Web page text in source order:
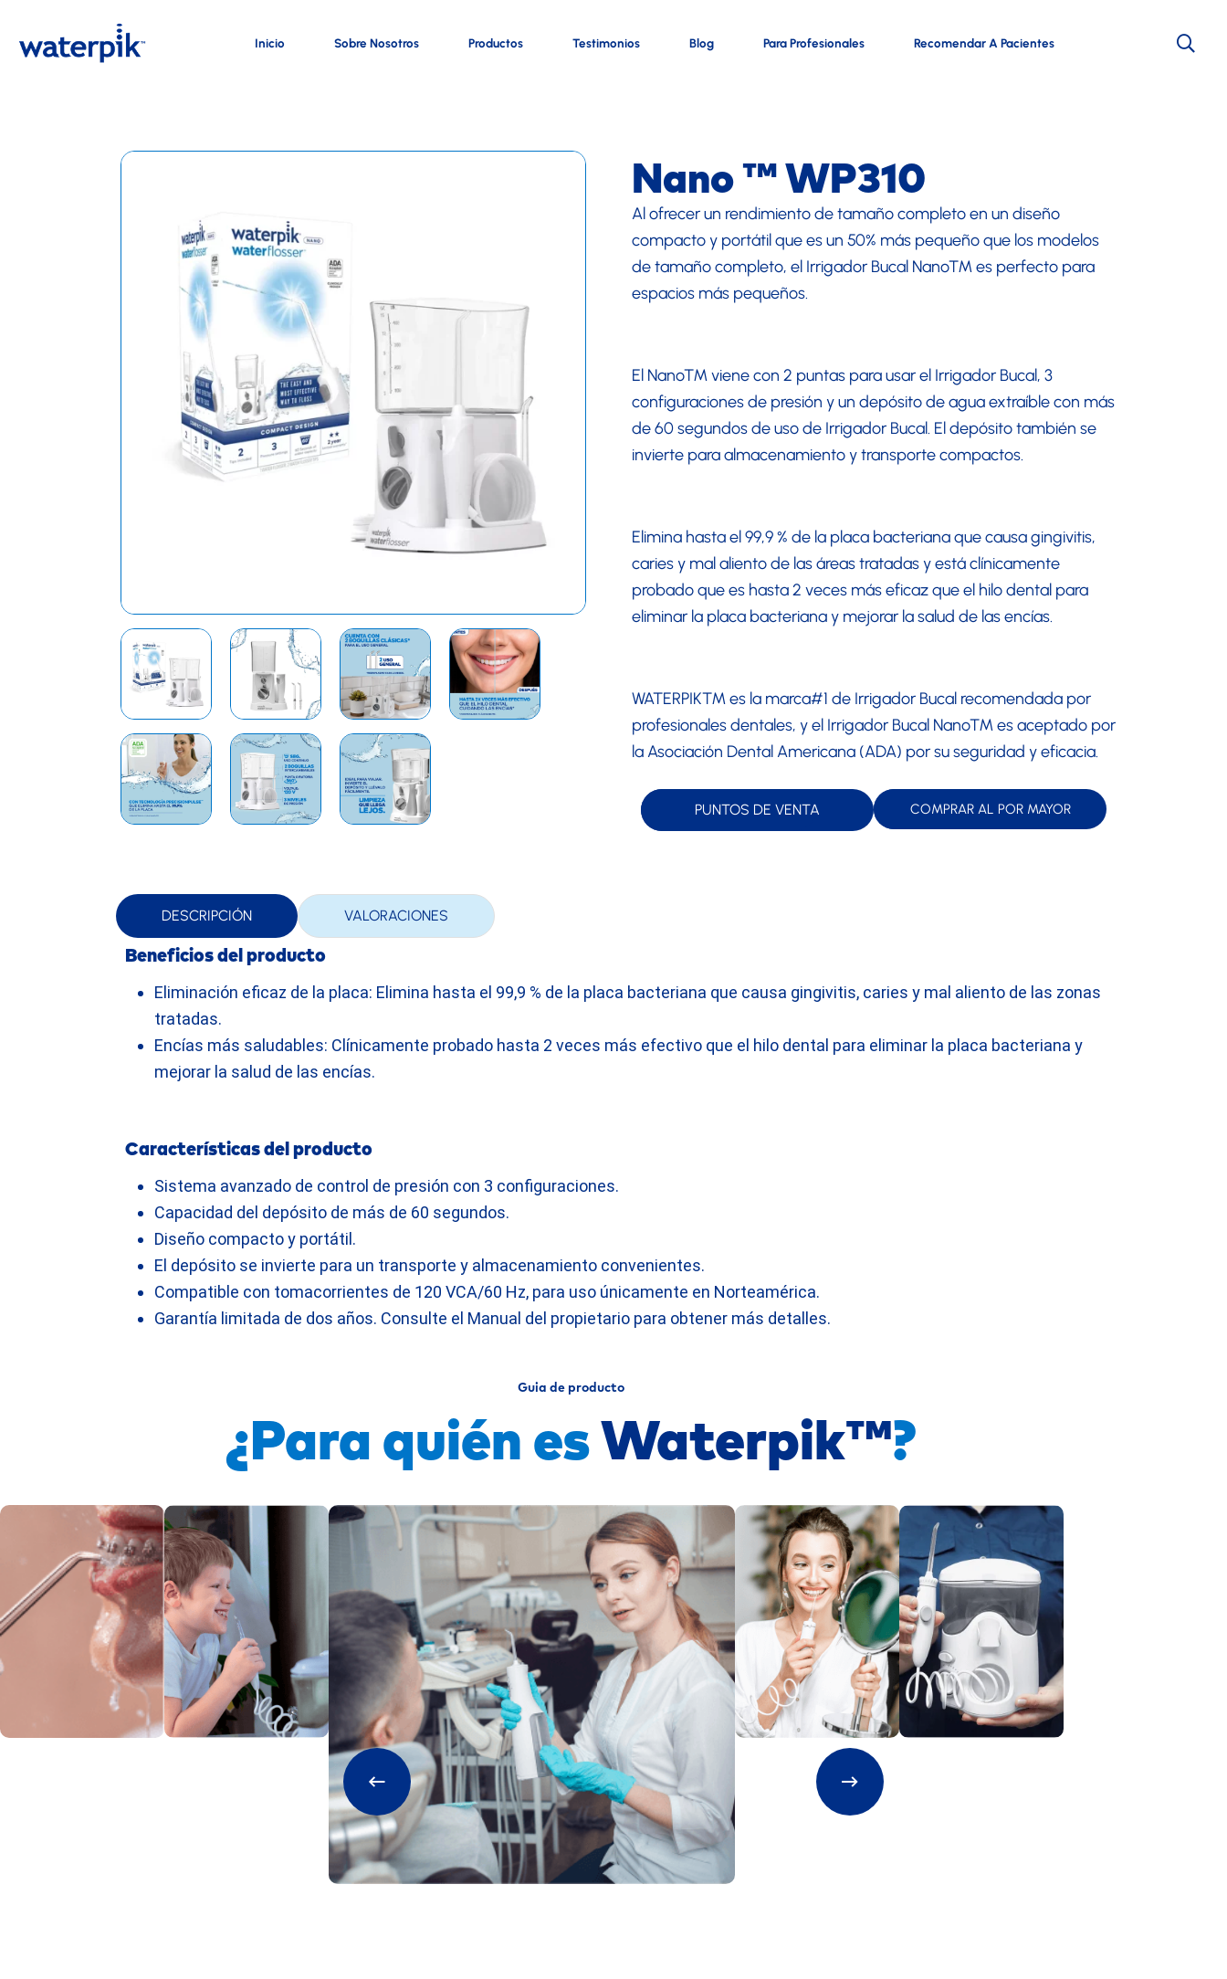
Inicio Sobre Nosotros Productos Testimonios Blog Para Profesionales Recomendar A Pacientes
Nano ™ WP310
Al ofrecer un rendimiento de tamaño completo en un diseño
compacto y portátil que es un 50% más pequeño que los modelos
de tamaño completo, el Irrigador Bucal Nano™ es perfecto para
espacios más pequeños.
El Nano™ viene con 2 puntas para usar el Irrigador Bucal, 3
configuraciones de presión y un depósito de agua extraíble con más
de 60 segundos de uso de Irrigador Bucal. El depósito también se
invierte para almacenamiento y transporte compactos.
Elimina hasta el 99,9 % de la placa bacteriana que causa gingivitis,
caries y mal aliento de las áreas tratadas y está clínicamente
probado que es hasta 2 veces más eficaz que el hilo dental para
eliminar la placa bacteriana y mejorar la salud de las encías.
WATERPIK™ es la marca#1 de Irrigador Bucal recomendada por
profesionales dentales, y el Irrigador Bucal Nano™ es aceptado por
la Asociación Dental Americana (ADA) por su seguridad y eficacia.
PUNTOS DE VENTA COMPRAR AL POR MAYOR
DESCRIPCIÓN VALORACIONES
Beneficios del producto
Eliminación eficaz de la placa: Elimina hasta el 99,9 % de la placa bacteriana que causa gingivitis, caries y mal aliento de las zonas
tratadas.
Encías más saludables: Clínicamente probado hasta 2 veces más efectivo que el hilo dental para eliminar la placa bacteriana y
mejorar la salud de las encías.
Características del producto
Sistema avanzado de control de presión con 3 configuraciones.
Capacidad del depósito de más de 60 segundos.
Diseño compacto y portátil.
El depósito se invierte para un transporte y almacenamiento convenientes.
Compatible con tomacorrientes de 120 VCA/60 Hz, para uso únicamente en Norteamérica.
Garantía limitada de dos años. Consulte el Manual del propietario para obtener más detalles.
Guia de producto
¿Para quién es Waterpik™?